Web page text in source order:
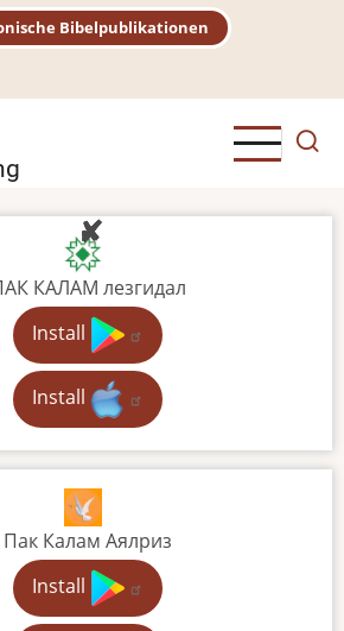
Bibelpublikationen
КАЛАМ лезгидал
Install
Install
Пак Калам Аялриз
Install